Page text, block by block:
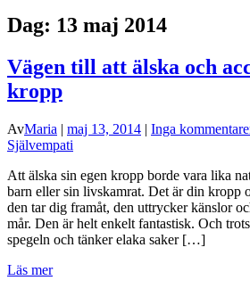
Dag: 13 maj 2014
Vägen till att älska och
kropp
AvMaria | maj 13, 2014 | Inga
Självempati
Att älska sin egen kropp borde vara lika
barn eller sin livskamrat. Det är din kropp
den tar dig framåt, den uttrycker känslor
mår. Den är helt enkelt fantastisk. Och
spegeln och tänker elaka saker […]
Läs mer